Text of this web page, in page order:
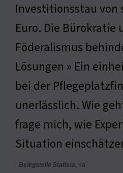
Investitionsstau von
Euro. Die Bürokratie
Föderalismus
Lösungen » Ein
bei der
unerlässlich. Wie
frage mich, wie
Situation
Belegstelle Statista, <a